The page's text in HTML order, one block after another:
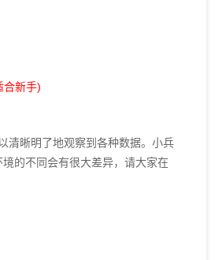
新手)
清晰明了地观察到各种数据。小兵
的不同会有很大差异，请大家在